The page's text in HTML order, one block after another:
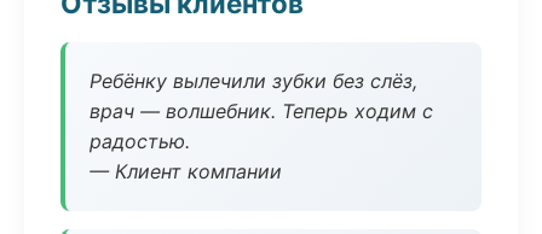
Ребёнку вылечили зубки без слёз,
врач — волшебник. Теперь ходим с
радостью.
— Клиент компании